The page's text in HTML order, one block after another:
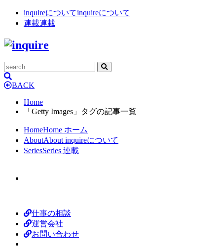
inquireについてinquireについて
連載連載
BACK
Home
「Getty Images」タグの記事一覧
HomeHome ホーム
AboutAbout inquireについて
SeriesSeries 連載
仕事の相談
運営会社
お問い合わせ